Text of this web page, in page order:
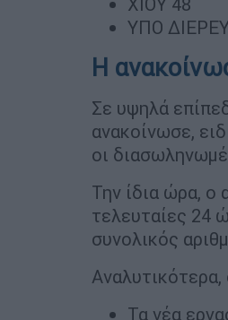
ΥΠΟ
H
Σε υψηλά
ανακοίνωσε,
οι
Την ίδια ώρα, ο
τελευταίες 24
συνολικός
Τα νέα